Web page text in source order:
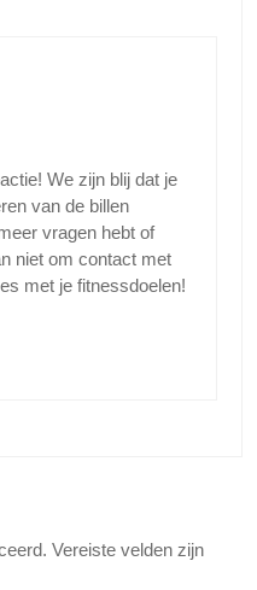
We zijn blij dat je
van de billen
vragen hebt of
niet om contact met
met je fitnessdoelen!
Vereiste velden zijn